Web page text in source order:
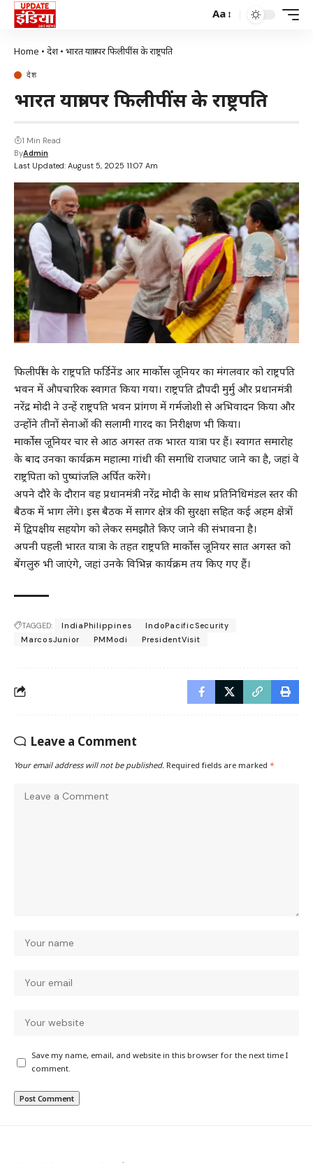
Aa
Home • देश• भारत यात्रा पर फिलीपींस के राष्ट्रपति
देश
भारत यात्रा पर फिलीपींस के राष्ट्रपति
Last Updated: August 5, 2025 11:07 Am
ByAdmin
1 Min Read
फिलीपींस के राष्ट्रपति फर्डिनेंड आर मार्कोस जूनियर का मंगलवार को राष्ट्रपति
भवन में औपचारिक स्वागत किया गया। राष्ट्रपति द्रौपदी मुर्मु और प्रधानमंत्री
नरेंद्र मोदी ने उन्हें राष्ट्रपति भवन प्रांगण में गर्मजोशी से अभिवादन किया और
उन्होंने तीनों सेनाओं की सलामी गारद का निरीक्षण भी किया।
मार्कोस जूनियर चार से आठ अगस्त तक भारत यात्रा पर हैं। स्वागत समारोह
के बाद उनका कार्यक्रम महात्मा गांधी की समाधि राजघाट जाने का है, जहां वे
राष्ट्रपिता को पुष्पांजलि अर्पित करेंगे।
अपने दौरे के दौरान वह प्रधानमंत्री नरेंद्र मोदी के साथ प्रतिनिधिमंडल स्तर की
बैठक में भाग लेंगे। इस बैठक में सागर क्षेत्र की सुरक्षा सहित कई अहम क्षेत्रों
में द्विपक्षीय सहयोग को लेकर समझौते किए जाने की संभावना है।
अपनी पहली भारत यात्रा के तहत राष्ट्रपति मार्कोस जूनियर सात अगस्त को
बेंगलुरु भी जाएंगे, जहां उनके विभिन्न कार्यक्रम तय किए गए हैं।
TAGGED: IndiaPhilippines
IndoPacificSecurity
MarcosJunior
PMModi PresidentVisit
Leave a Comment
Your email address will not be published. Required fields are marked *
Save my name, email, and website in this browser for the next time I
comment.